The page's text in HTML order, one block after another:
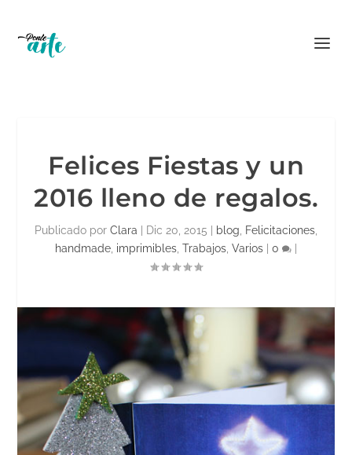
Felices Fiestas y un
2016 lleno de regalos.
Publicado por Clara Dic 20, 2015 blog Felicitaciones
handmade imprimibles Trabajos Varios 0